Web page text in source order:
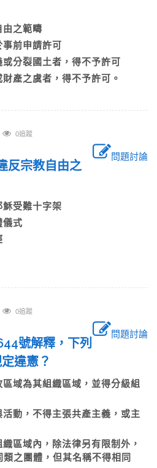
之範疇
前申請許可
分裂國土者，得不予許可
產之虞者，得不予許可。
0追蹤
問題討論
反宗教自由之
受難十字架
儀式
0追蹤
問題討論
號解釋，下列
違憲？
域為其組織區域，並得分級組
動，不得主張共產主義，或主
區域內，除法律另有限制外，
之團體，但其名稱不得相同